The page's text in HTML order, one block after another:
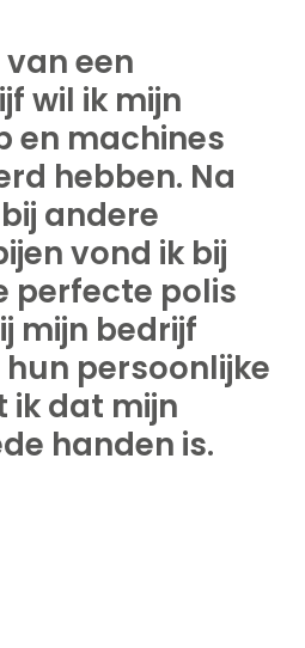
een
wil ik mijn
en machines
hebben. Na
andere
vond ik bij
perfecte polis
mijn bedrijf
hun persoonlijke
ik dat mijn
handen is.